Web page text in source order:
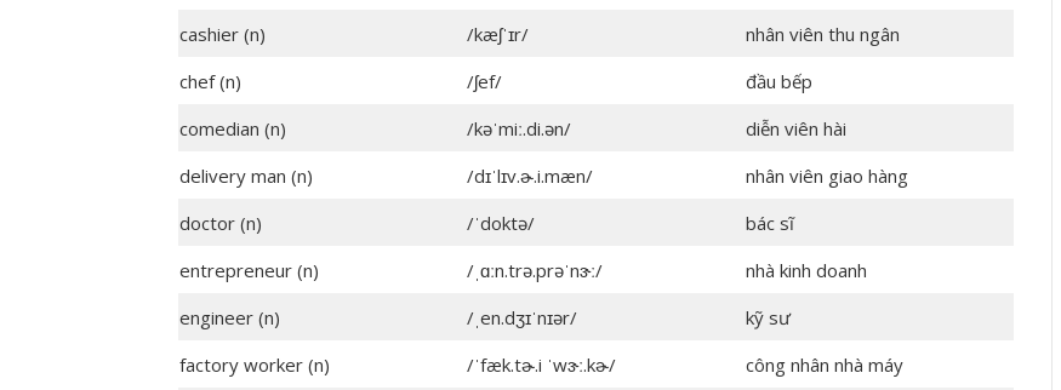
cashier (n)
/kæʃˈɪr/
nhân viên thu ngân
chef (n)
/ʃef/
đầu bếp
comedian (n)
/kəˈmiː.di.ən/
diễn viên hài
delivery man (n)
/dɪˈlɪv.ɚ.i.mæn/
nhân viên giao hàng
doctor (n)
/ˈdoktə/
bác sĩ
entrepreneur (n)
/ˌɑːn.trə.prəˈnɝː/
nhà kinh doanh
engineer (n)
/ˌen.dʒɪˈnɪər/
kỹ sư
factory worker (n)
/ˈfæk.tɚ.i ˈwɝː.kɚ/
công nhân nhà máy